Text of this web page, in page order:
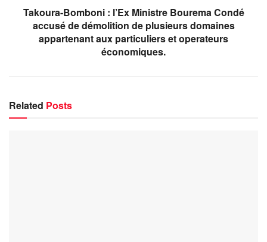
Takoura-Bomboni : l’Ex Ministre Bourema Condé
accusé de démolition de plusieurs domaines
appartenant aux particuliers et operateurs
économiques.
Related Posts